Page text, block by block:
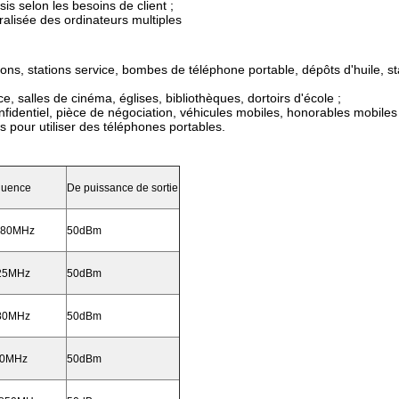
selon les besoins de client ;
des ordinateurs multiples
stations service, bombes de téléphone portable, dépôts d'huile,
salles de cinéma, églises, bibliothèques, dortoirs d'école ;
pièce de négociation, véhicules mobiles, honorables
pour utiliser des téléphones portables.
De puissance de sortie
50dBm
50dBm
50dBm
50dBm